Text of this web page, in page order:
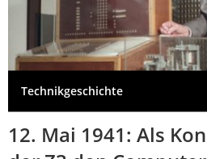
Technikgeschichte
12. Mai 1941: Als